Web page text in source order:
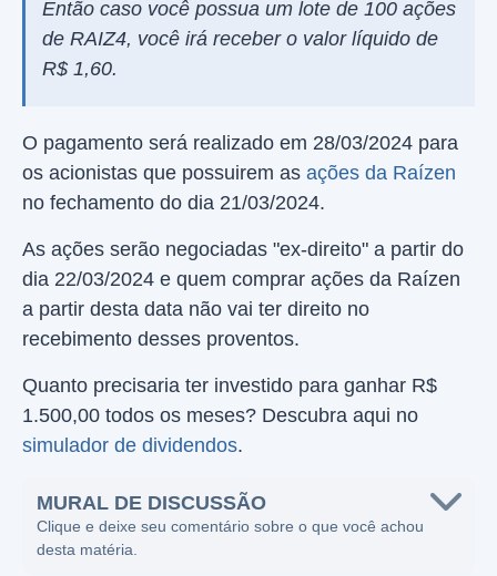
Então caso você possua um lote de 100 ações
de RAIZ4, você irá receber o valor líquido de
R$ 1,60.
O pagamento será realizado em 28/03/2024 para
os acionistas que possuirem as ações da Raízen
no fechamento do dia 21/03/2024.
As ações serão negociadas "ex-direito" a partir do
dia 22/03/2024 e quem comprar ações da Raízen
a partir desta data não vai ter direito no
recebimento desses proventos.
Quanto precisaria ter investido para ganhar R$
1.500,00 todos os meses? Descubra aqui no
simulador de dividendos.
MURAL DE DISCUSSÃO
Clique e deixe seu comentário sobre o que você achou
desta matéria.